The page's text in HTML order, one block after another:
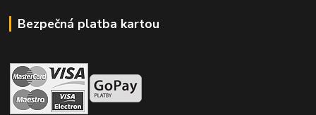
Bezpečná platba kartou